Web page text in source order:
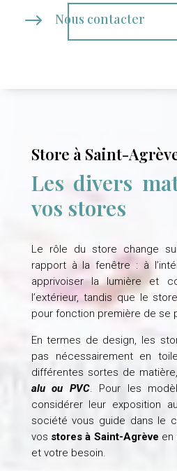
$ Nous contacter
Store à Saint-
Les divers
vos stores
Le rôle du store change
rapport à la fenêtre : à
apprivoiser la lumière et
l’extérieur, tandis que le
pour fonction première de se
En termes de design, les
pas nécessairement en
différentes sortes de
alu ou PVC. Pour les
considérer leur exposition
société vous guide dans le
vos stores à Saint-Agrève en
et votre besoin.